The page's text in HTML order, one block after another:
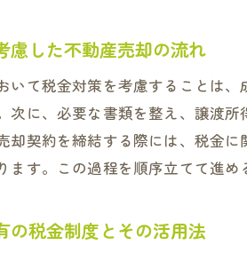
慮した不動産売却の流れ
いて税金対策を考慮することは
次に、必要な書類を整え、譲渡
却契約を締結する際には、税金
ます。この過程を順序立てて進
の税金制度とその活用法